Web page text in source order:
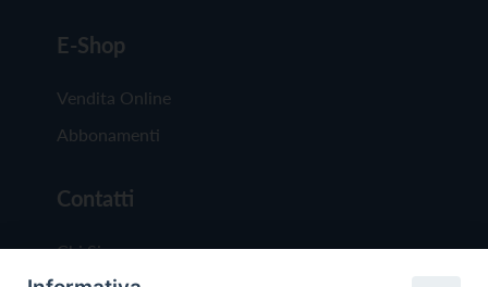
E-Shop
Vendita Online
Abbonamenti
Contatti
Chi Siamo